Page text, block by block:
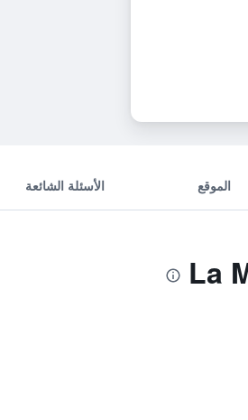
الموقع الأسئلة الشائعة